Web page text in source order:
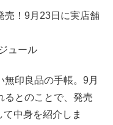
売！9月23日に実店舗
ュール
無印良品の手帳。9月
るとのことで、発売
中身を紹介しま